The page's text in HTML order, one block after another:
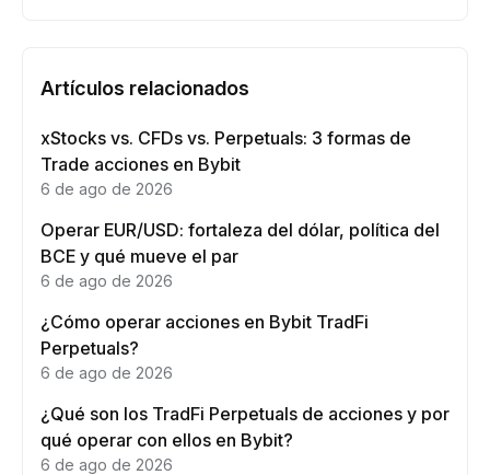
Artículos relacionados
xStocks vs. CFDs vs. Perpetuals: 3 formas de
Trade acciones en Bybit
6 de ago de 2026
Operar EUR/USD: fortaleza del dólar, política del
BCE y qué mueve el par
6 de ago de 2026
¿Cómo operar acciones en Bybit TradFi
Perpetuals?
6 de ago de 2026
¿Qué son los TradFi Perpetuals de acciones y por
qué operar con ellos en Bybit?
6 de ago de 2026